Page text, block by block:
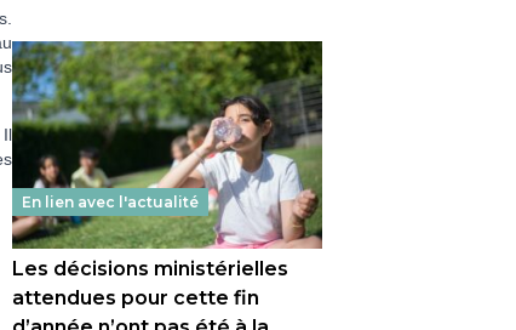
Il
En lien avec l'actualité
Les décisions ministérielles
attendues pour cette fin